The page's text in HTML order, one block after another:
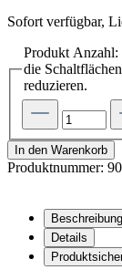
Sofort verfügbar,
Produkt Anzahl:
die
reduzieren.
In den Warenkorb
Produktnummer:
Beschreibung
Details